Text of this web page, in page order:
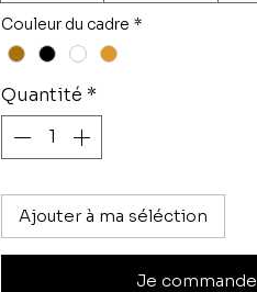
Couleur du cadre *
Quantité *
Ajouter à ma séléction
Je commande